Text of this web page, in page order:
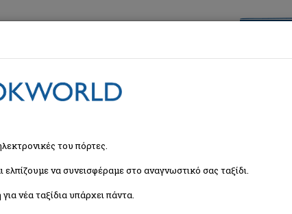
είναι άδειο
Ταξινόμηση ανά:
του πόρτες.
ελπίζουμε να συνεισφέραμε στο αναγνωστικό σας ταξίδι.
νέα ταξίδια υπάρχει πάντα.